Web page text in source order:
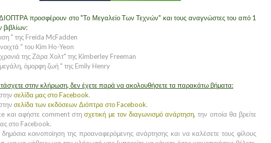
ΔΙΟΠΤΡΑ προσφέρουν στο "Το Μεγαλείο Των Τεχνών" και τους αναγνώστες του από 1
βιβλίων:
" της Freida McFadden
" του Kim Ho-Yeon
της Ζάρα Χολτ" της Kimberley Freeman
όμορφη ζωή " της Emily Henry
στην κλήρωση, δεν έχετε παρά να ακολουθήσετε τα παρακάτω βήματα:
σελίδα μας στο Facebook.
σελίδα των εκδόσεων Διόπτρα στο Facebook.
και αφήστε comment στησχετική με τον διαγωνισμό ανάρτηση, την οποία θα βρείτε
στο Facebook.
κοινοποίηση της προαναφερόμενης ανάρτησης και να καλέσετε τους φίλους